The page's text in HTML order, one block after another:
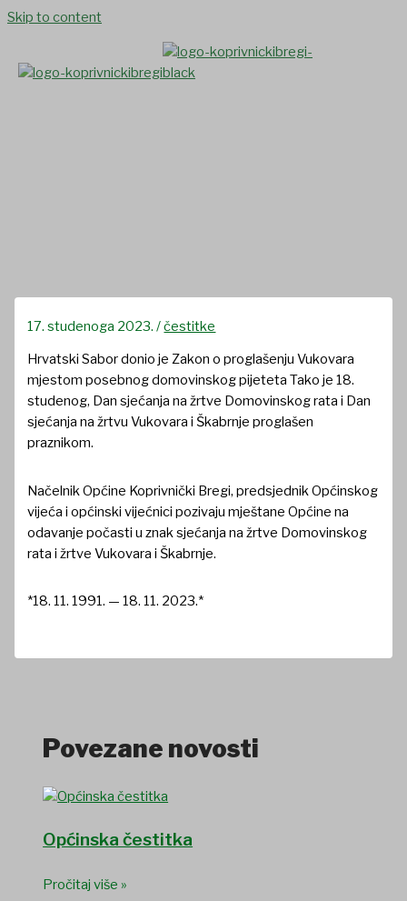
Skip to content
17. studenoga 2023./čestitke
Hrvatski Sabor donio je Zakon o proglašenju Vukovara
mjestom posebnog domovinskog pijeteta Tako je 18.
studenog, Dan sjećanja na žrtve Domovinskog rata i Dan
sjećanja na žrtvu Vukovara i Škabrnje proglašen
praznikom.
Načelnik Općine Koprivnički Bregi, predsjednik Općinskog
vijeća i općinski vijećnici pozivaju mještane Općine na
odavanje počasti u znak sjećanja na žrtve Domovinskog
rata i žrtve Vukovara i Škabrnje.
*18. 11. 1991. — 18. 11. 2023.*
Povezane novosti
Općinska čestitka
Pročitaj više »